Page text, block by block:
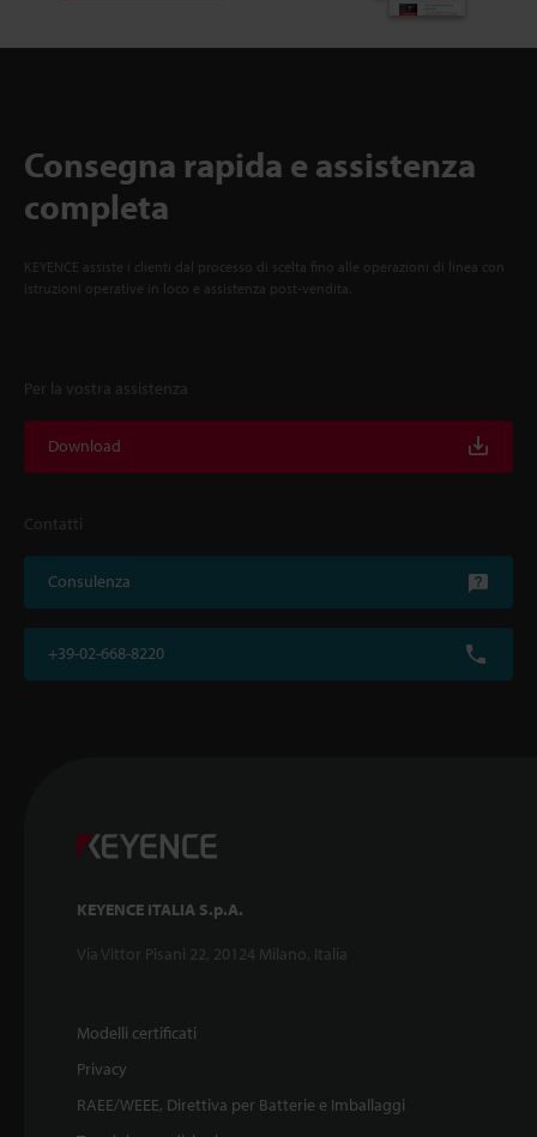
Consegna rapida e assistenza
completa
KEYENCE assiste i clienti dal processo di scelta fino alle operazioni di linea con
istruzioni operative in loco e assistenza post-vendita.
Per la vostra assistenza
Download
Contatti
Consulenza
+39-02-668-8220
KEYENCE ITALIA S.p.A.
Via Vittor Pisani 22, 20124 Milano, Italia
Modelli certificati
Privacy
RAEE/WEEE, Direttiva per Batterie e Imballaggi